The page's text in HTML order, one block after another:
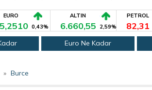
EURO
0,43%
ALTIN
6.660,55 2,59%
PETROL
82,31
Euro Ne Kadar
» Burce